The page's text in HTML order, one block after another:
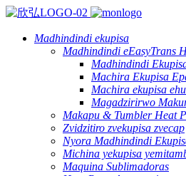
Madhindindi ekupisa
Madhindindi eEasyTrans
Madhindindi
Machira Ekupisa
Machira ekupisa
Magadzirirwo
Makapu & Tumbler Heat
Zvidzitiro zvekupisa zvecap
Nyora Madhindindi
Michina yekupisa
Maquina Sublimadoras